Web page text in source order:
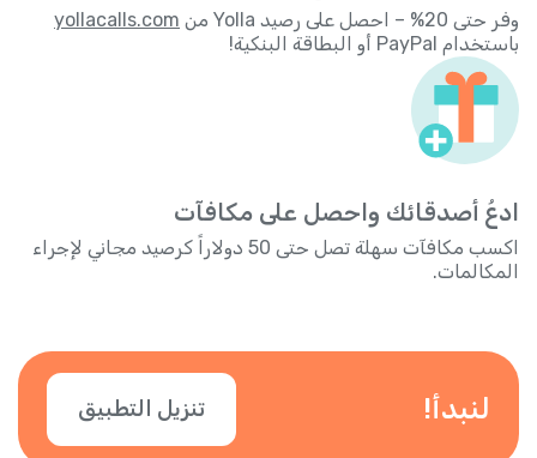
وفر حتى 20% – احصل على رصيد Yolla من
yollacalls.com
باستخدام PayPal أو البطاقة البنكية!
ادعُ أصدقائك واحصل على مكافآت
اكسب مكافآت سهلة تصل حتى 50 دولاراً كرصيد مجاني لإجراء
المكالمات.
لنبدأ! تنزيل التطبيق